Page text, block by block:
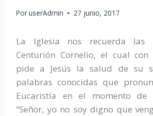
PoruserAdmin 27 junio, 2017
La Iglesia nos recuerda las
Centurión Cornelio, el cual con
pide a Jesús la salud de su
palabras conocidas que
Eucaristía en el momento de
“Señor, yo no soy digno que